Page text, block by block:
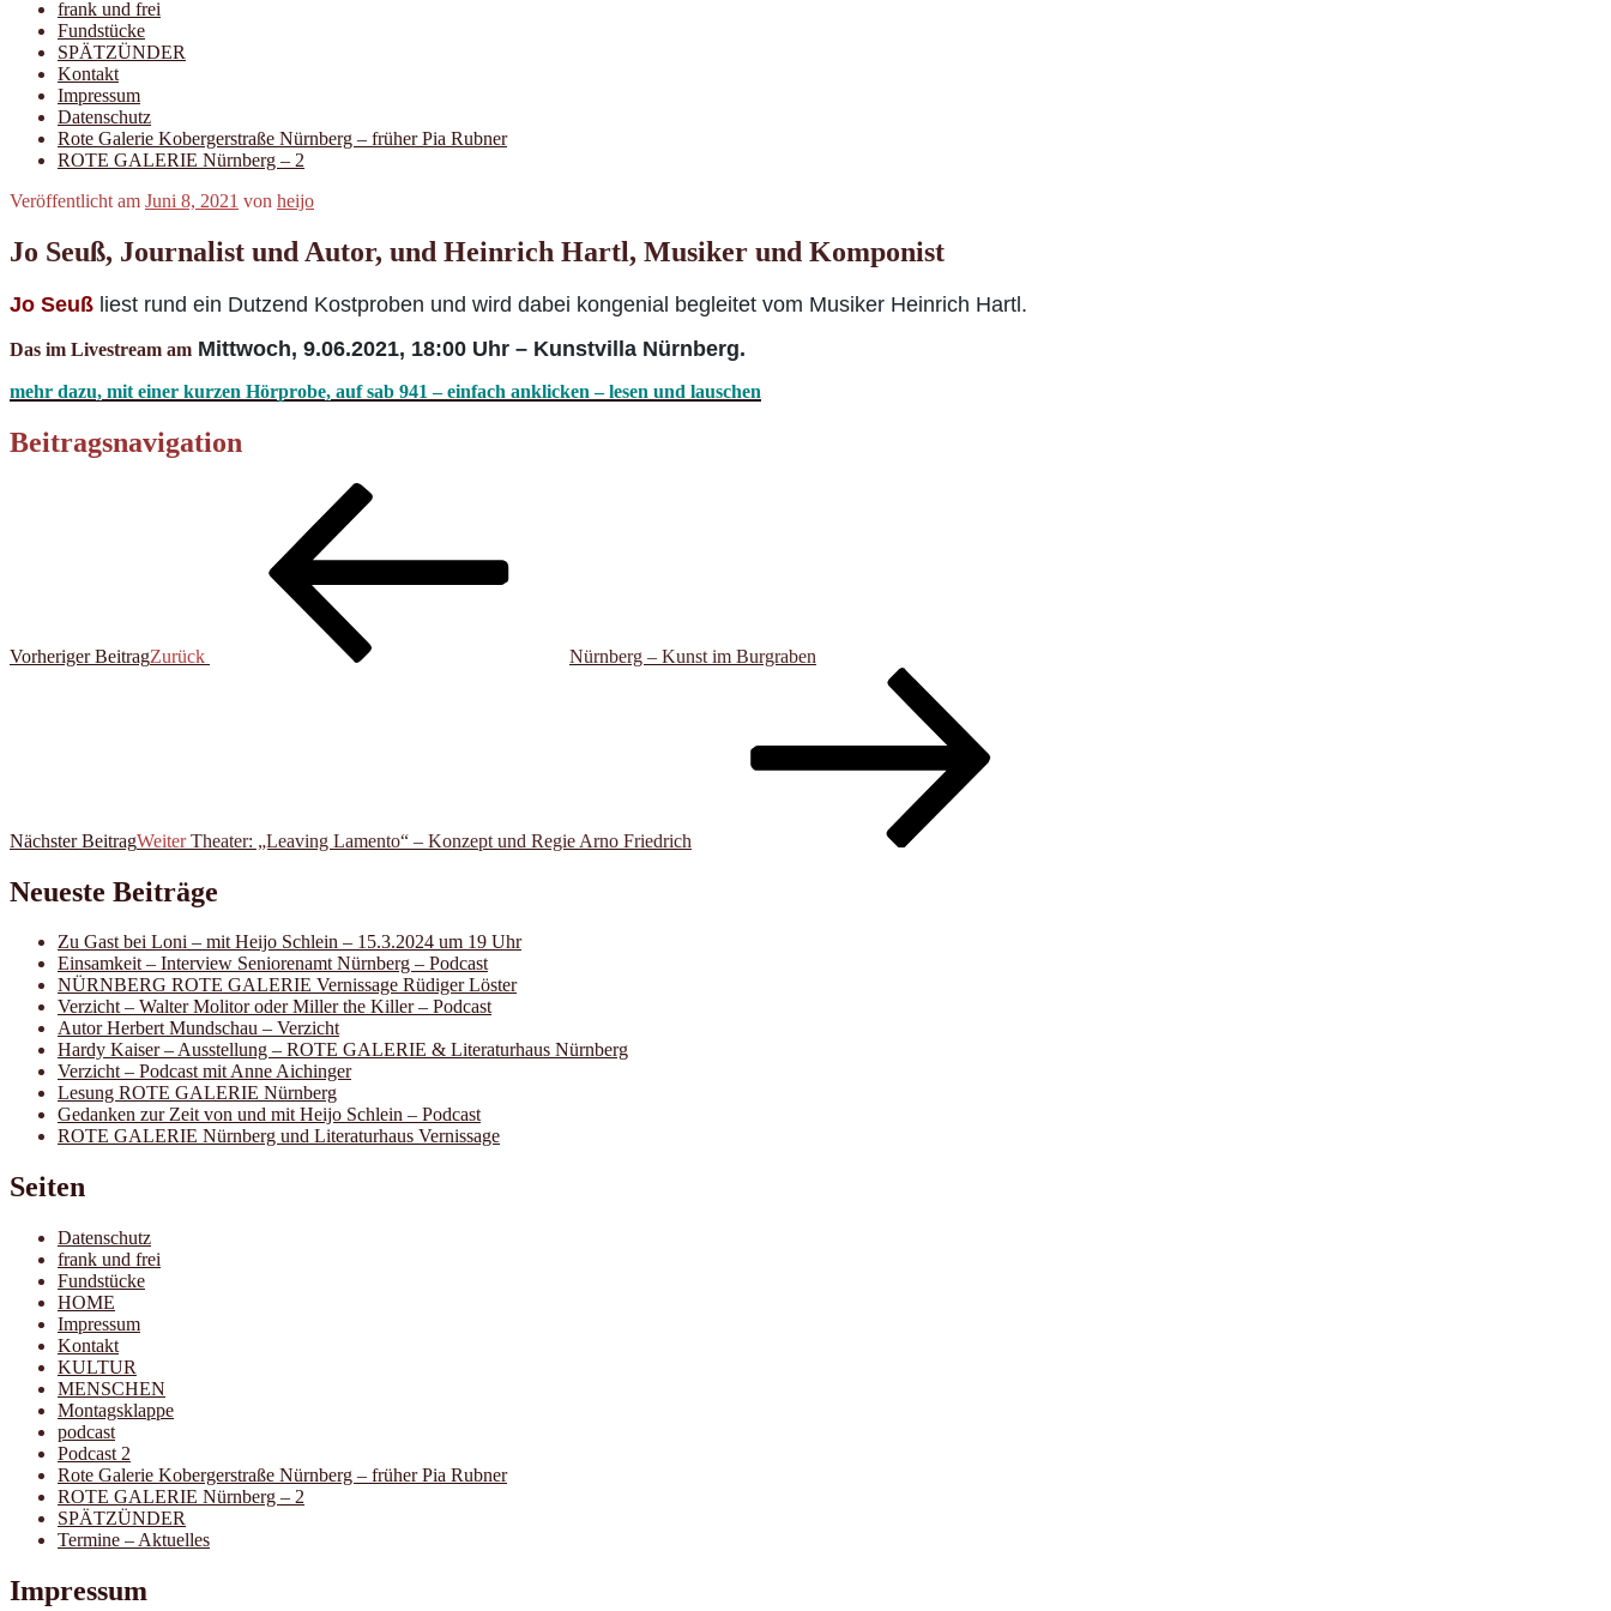
frank und frei
Fundstücke
SPÄTZÜNDER
Kontakt
Impressum
Datenschutz
Rote Galerie Kobergerstraße Nürnberg – früher Pia Rubner
ROTE GALERIE Nürnberg – 2
Veröffentlicht am Juni 8, 2021 von heijo
Jo Seuß, Journalist und Autor, und Heinrich Hartl, Musiker und Komponist
Jo Seuß liest rund ein Dutzend Kostproben und wird dabei kongenial begleitet vom Musiker Heinrich Hartl.
Das im Livestream am Mittwoch, 9.06.2021, 18:00 Uhr – Kunstvilla Nürnberg.
mehr dazu, mit einer kurzen Hörprobe, auf sab 941 – einfach anklicken – lesen und lauschen
Beitragsnavigation
Vorheriger BeitragZurück Nürnberg – Kunst im Burgraben
Nächster BeitragWeiter Theater: „Leaving Lamento“ – Konzept und Regie Arno Friedrich
Neueste Beiträge
Zu Gast bei Loni – mit Heijo Schlein – 15.3.2024 um 19 Uhr
Einsamkeit – Interview Seniorenamt Nürnberg – Podcast
NÜRNBERG ROTE GALERIE Vernissage Rüdiger Löster
Verzicht – Walter Molitor oder Miller the Killer – Podcast
Autor Herbert Mundschau – Verzicht
Hardy Kaiser – Ausstellung – ROTE GALERIE & Literaturhaus Nürnberg
Verzicht – Podcast mit Anne Aichinger
Lesung ROTE GALERIE Nürnberg
Gedanken zur Zeit von und mit Heijo Schlein – Podcast
ROTE GALERIE Nürnberg und Literaturhaus Vernissage
Seiten
Datenschutz
frank und frei
Fundstücke
HOME
Impressum
Kontakt
KULTUR
MENSCHEN
Montagsklappe
podcast
Podcast 2
Rote Galerie Kobergerstraße Nürnberg – früher Pia Rubner
ROTE GALERIE Nürnberg – 2
SPÄTZÜNDER
Termine – Aktuelles
Impressum